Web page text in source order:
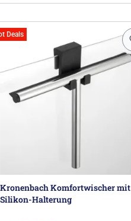
Deals
Kronenbach Komfortwischer mit
Silikon-Halterung